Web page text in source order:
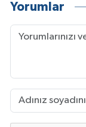
Yorumlar